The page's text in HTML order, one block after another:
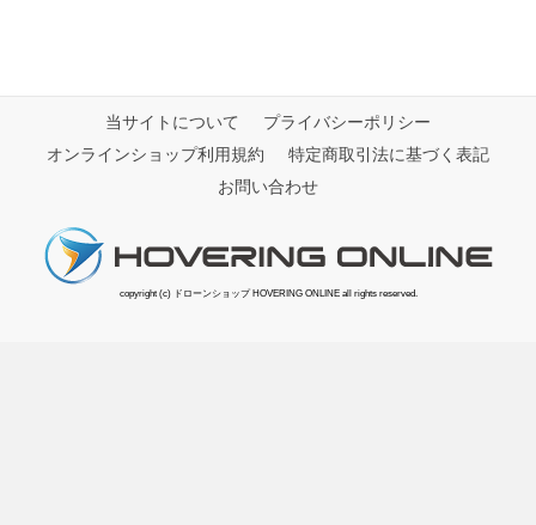
当サイトについて
プライバシーポリシー
オンラインショップ利用規約
特定商取引法に基づく表記
お問い合わせ
copyright (c) ドローンショップ HOVERING ONLINE all rights reserved.